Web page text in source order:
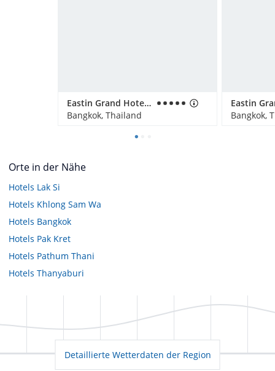
Eastin Grand Hotel Sathorn
Bangkok, Thailand
Bangkok,
Orte in der Nähe
Hotels Lak Si
Hotels Khlong Sam Wa
Hotels Bangkok
Hotels Pak Kret
Hotels Pathum Thani
Hotels Thanyaburi
Detaillierte Wetterdaten der Region